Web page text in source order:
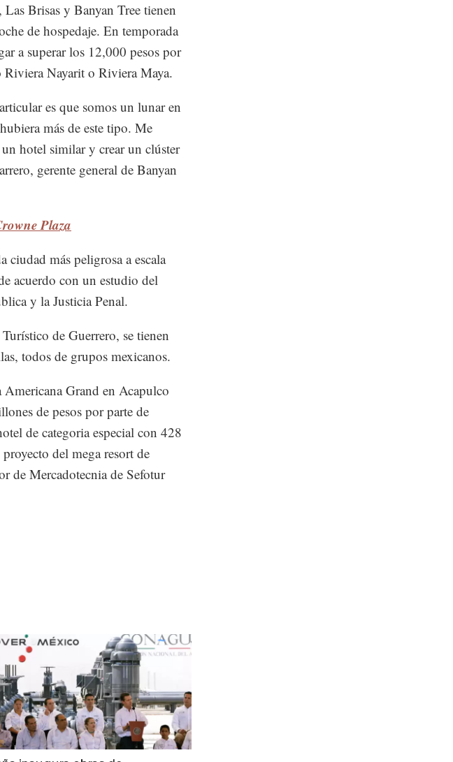
Brisas y Banyan Tree tienen
de hospedaje. En temporada
a superar los 12,000 pesos por
Nayarit o Riviera Maya.
es que somos un lunar en
más de este tipo. Me
hotel similar y crear un clúster
gerente general de Banyan
Plaza
ciudad más peligrosa a escala
acuerdo con un estudio del
y la Justicia Penal.
de Guerrero, se tienen
todos de grupos mexicanos.
Americana Grand en Acapulco
de pesos por parte de
de categoria especial con 428
del mega resort de
de Mercadotecnia de Sefotur